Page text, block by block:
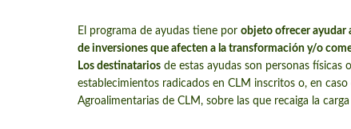
El programa de ayudas tiene por objeto ofrecer ayudar
de inversiones que afecten a la transformación y/o
Los destinatarios de estas ayudas son personas
establecimientos radicados en CLM inscritos o, en
Agroalimentarias de CLM, sobre las que recaiga la